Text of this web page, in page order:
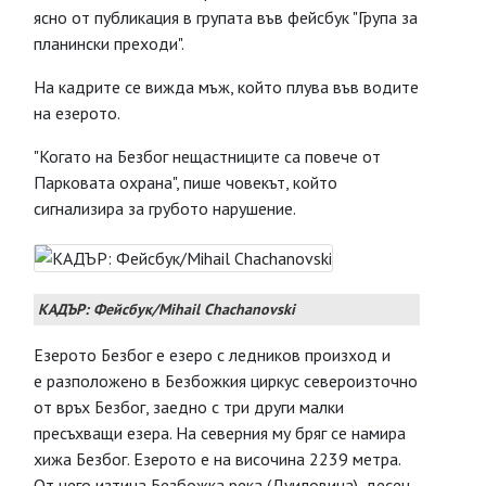
ясно от публикация в групата във фейсбук "Група за
планински преходи".
На кадрите се вижда мъж, който плува във водите
на езерото.
"Когато на Безбог нещастниците са повече от
Парковата охрана", пише човекът, който
сигнализира за грубото нарушение.
КАДЪР: Фейсбук/Mihail Chachanovski
Езерото Безбог е езеро с ледников произход и
е разположено в Безбожкия циркус североизточно
от връх Безбог, заедно с три други малки
пресъхващи езера. На северния му бряг се намира
хижа Безбог. Езерото е на височина 2239 метра.